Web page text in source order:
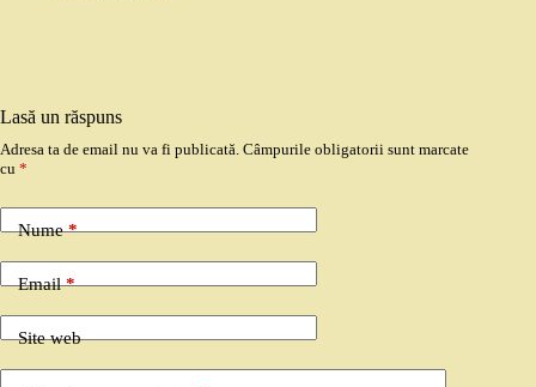
Lasă un răspuns
Adresa ta de email nu va fi publicată. Câmpurile obligatorii sunt marcate
cu *
Nume*
Email*
Site web